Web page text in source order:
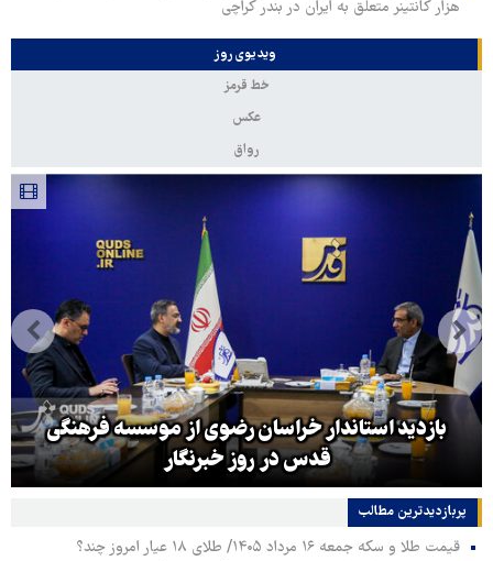
هزار کانتینر متعلق به ایران در بندر کراچی
ویدیوی روز
خط قرمز
عکس
رواق
موسسه فرهنگی
بازگشایی تنگه هرمز منوط به پذیرش
سوی آمریکا است
پربازدیدترین‌ مطالب
قیمت طلا و سکه جمعه ۱۶ مرداد ۱۴۰۵/ طلای ۱۸ عیار امروز چند؟